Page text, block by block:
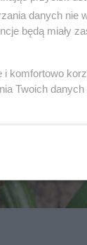
danych nie
będą miały
i komfortowo
Twoich